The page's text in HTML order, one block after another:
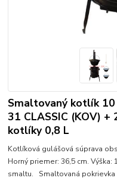
Smaltovaný kotlík
31 CLASSIC (KOV)
kotlíky 0,8 L
Kotlíková gulášová súprava
Horný priemer: 36,5 cm.
smaltu. Smaltovaná pokrievka